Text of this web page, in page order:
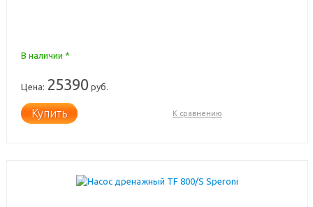
В наличии *
Цена: 25390 руб.
Купить К сравнению